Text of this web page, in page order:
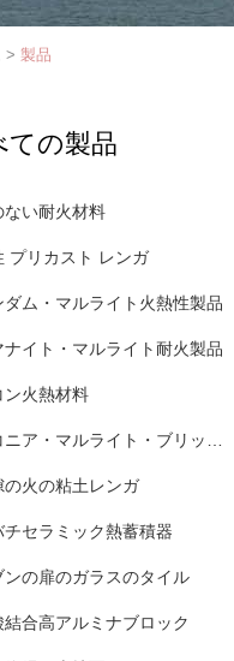
> 製品
ての製品
ない耐火材料
プリカスト レンガ
ダム・マルライト火熱性製品
ナイト・マルライト耐火製品
ン火熱材料
の火の粘土レンガ
チセラミック熱蓄積器
ンの扉のガラスのタイル
結合高アルミナブロック